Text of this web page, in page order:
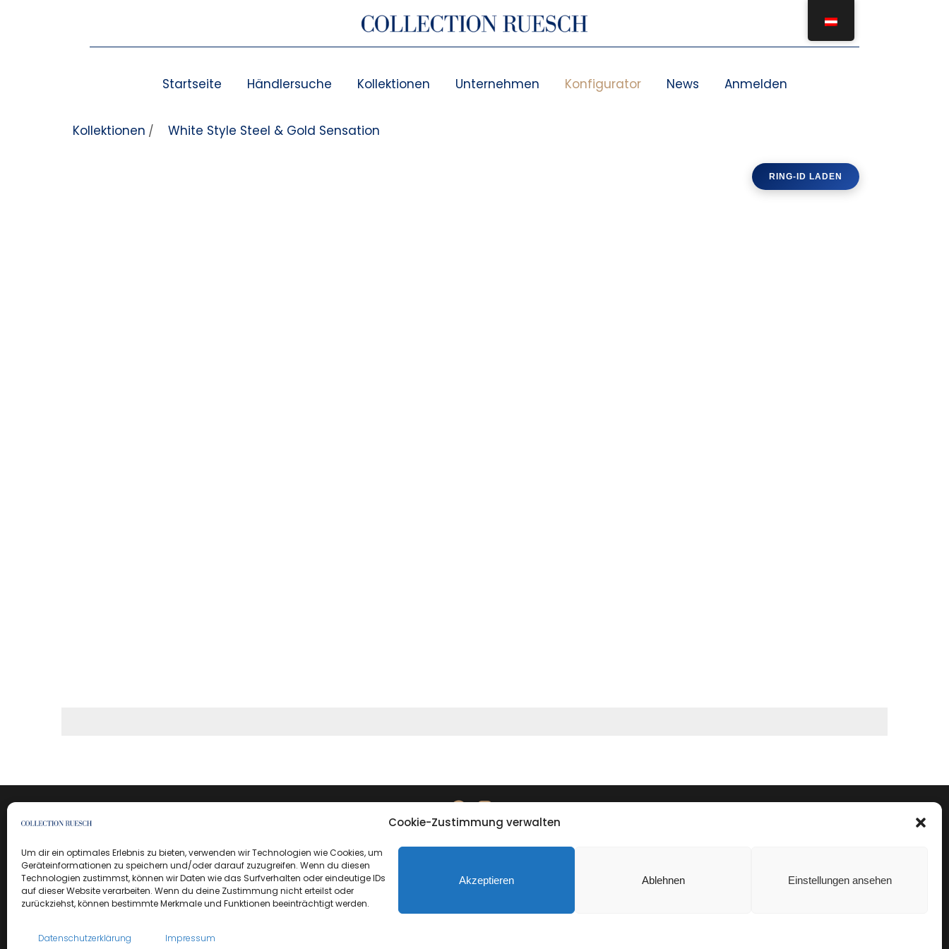
Cookie-Zustimmung verwalten
Um dir ein optimales Erlebnis zu bieten, verwenden wir Technologien wie Cookies, um
Geräteinformationen zu speichern und/oder darauf zuzugreifen. Wenn du diesen
Technologien zustimmst, können wir Daten wie das Surfverhalten oder eindeutige IDs
auf dieser Website verarbeiten. Wenn du deine Zustimmung nicht erteilst oder
zurückziehst, können bestimmte Merkmale und Funktionen beeinträchtigt werden.
Akzeptieren Ablehnen Einstellungen ansehen
Datenschutzerklärung Impressum
Startseite Händlersuche Kollektionen Unternehmen Konfigurator News Anmelden
Kollektionen / White Style Steel & Gold Sensation
RING-ID LADEN
Datenschutzerklärung Impressum